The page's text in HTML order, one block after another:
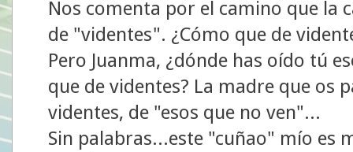
Nos comenta por el camino que la
de "videntes". ¿Cómo que de
Pero Juanma, ¿dónde has oído tú
que de videntes? La madre que os
videntes, de "esos que no ven"...
Sin palabras...este "cuñao" mío es